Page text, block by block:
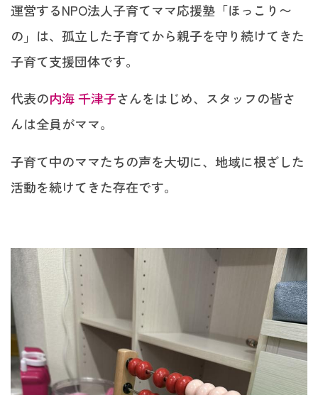
運営するNPO法人子育てママ応援塾「ほっこり〜
の」は、孤立した子育てから親子を守り続けてきた
子育て支援団体です。
代表の内海 千津子さんをはじめ、スタッフの皆さ
んは全員がママ。
子育て中のママたちの声を大切に、地域に根ざした
活動を続けてきた存在です。